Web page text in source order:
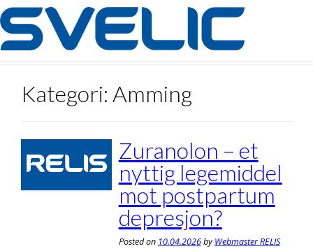
Skip
to
content
Kategori: Amming
Zuranolon – et
nyttig legemiddel
mot postpartum
depresjon?
Posted on 10.04.2026byWebmaster RELIS